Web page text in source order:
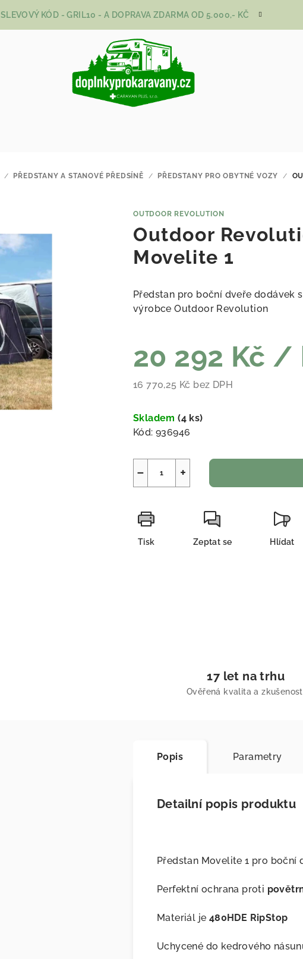
SLEVOVÝ KÓD - GRIL10 - A DOPRAVA ZDARMA OD 5.000,- KČ
/ PŘEDSTANY A STANOVÉ PŘEDSÍNĚ / PŘEDSTANY PRO OBYTNÉ VOZY /
OUTDOOR REVOLUTION
Outdoor
Movelite 1
Předstan pro boční dveře dodávek
výrobce Outdoor Revolution
20 292 Kč /
16 770,25 Kč bez DPH
Skladem(4 ks)
Kód: 936946
+
−
Tisk Zeptat se Hlídat
17 let na trhu
Ověřená kvalita a
Popis Parametry
Detailní popis produktu
Předstan Movelite 1 pro boční
Perfektní ochrana proti
Materiál je 480HDE RipStop
Uchycené do kedrového